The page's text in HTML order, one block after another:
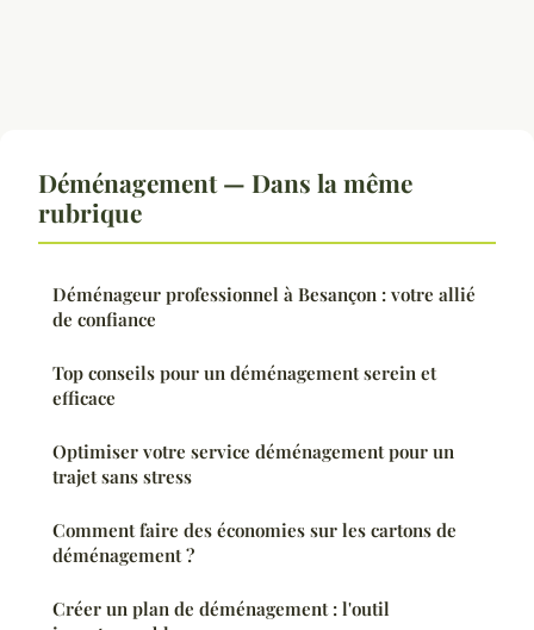
Déménagement — Dans la même
rubrique
Déménageur professionnel à Besançon : votre allié
de confiance
Top conseils pour un déménagement serein et
efficace
Optimiser votre service déménagement pour un
trajet sans stress
Comment faire des économies sur les cartons de
déménagement ?
Créer un plan de déménagement : l'outil